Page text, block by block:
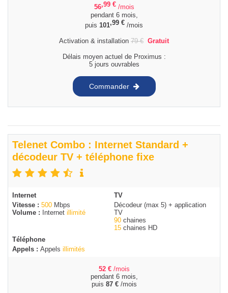
56,99 € /mois
pendant 6 mois,
puis 101,99 € /mois
Activation & installation 79€ Gratuit
Délais moyen actuel de Proximus :
5 jours ouvrables
Commander
Telenet Combo : Internet Standard +
décodeur TV + téléphone fixe
Internet
Vitesse : 500 Mbps
Volume :
Internet illimité
TV
Décodeur (max 5) + application
TV
90 chaines
15 chaines HD
Téléphone
Appels : Appels illimités
52 € /mois
pendant 6 mois,
puis 87 €/mois